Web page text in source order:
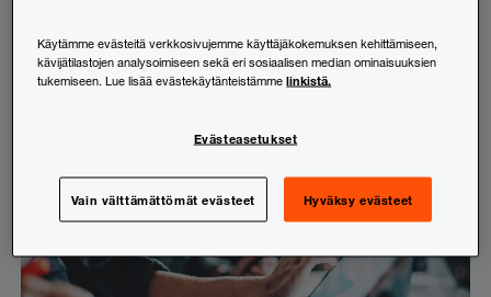
23.6.2026
Käytämme evästeitä verkkosivujemme käyttäjäkokemuksen kehittämiseen,
kävijätilastojen analysoimiseen sekä eri sosiaalisen median ominaisuuksien
tukemiseen. Lue lisää evästekäytänteistämmelinkistä.
Evästeasetukset
Vain välttämättömät evästeet Hyväksy evästeet